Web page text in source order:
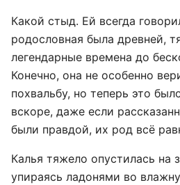
Какой стыд. Ей всегда
родословная была древней,
легендарные времена до
Конечно, она не особенно
похвальбу, но теперь это
вскоре, даже если
были правдой, их род всё
Калья тяжело опустилась на
упираясь ладонями во